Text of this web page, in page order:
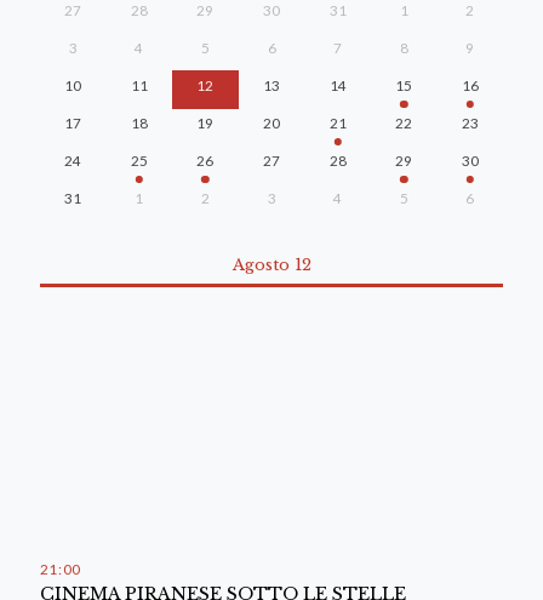
27 28 29 30 31 1 2
3 4 5 6 7 8 9
10 11 12 13 14 15 16
17 18 19 20 21 22 23
24 25 26 27 28 29 30
31 1 2 3 4 5 6
Agosto 12
21 : 00
CINEMA PIRANESE SOTTO LE STELLE